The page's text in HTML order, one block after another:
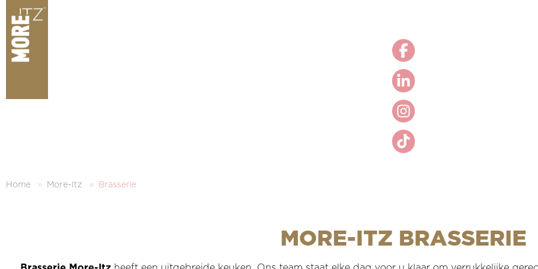
Home More-Itz Brasserie
MORE-ITZ BRASSERIE